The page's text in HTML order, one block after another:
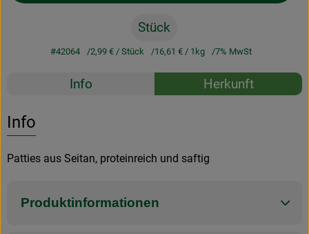
Stück
#42064 2,99 € / Stück 16,61 € / 1kg 7% MwSt
Rezepte
Info Herkunft
Info
Patties aus Seitan, proteinreich und saftig
Produktinformationen